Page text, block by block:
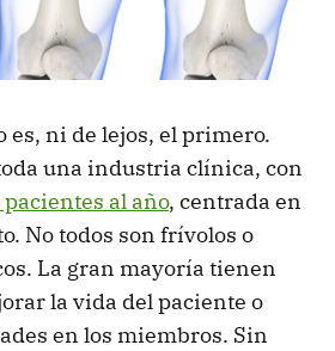
es, ni de lejos, el primero.
una industria clínica, con
al año, centrada en
No todos son frívolos o
La gran mayoría tienen
la vida del paciente o
en los miembros. Sin